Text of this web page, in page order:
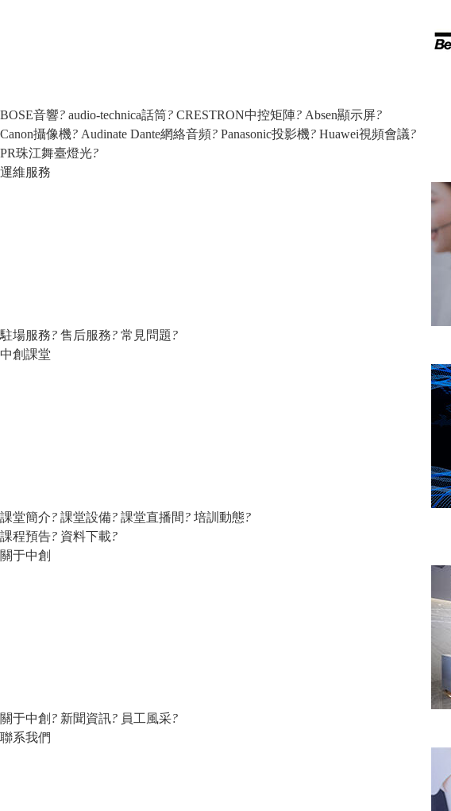
BOSE音響? audio-technica話筒? CRESTRON中控矩陣? Absen顯示屏?
Canon攝像機? Audinate Dante網絡音頻? Panasonic投影機? Huawei視頻會議?
PR珠江舞臺燈光?
運維服務
駐場服務? 售后服務? 常見問題 ?
中創課堂
課堂簡介? 課堂設備? 課堂直播間 ? 培訓動態?
課程預告? 資料下載?
關于中創
關于中創 ? 新聞資訊? 員工風采?
聯系我們